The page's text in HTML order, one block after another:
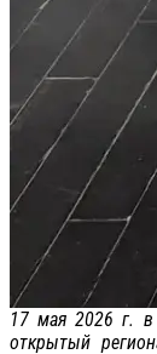
17 мая 2026 г. в
открытый